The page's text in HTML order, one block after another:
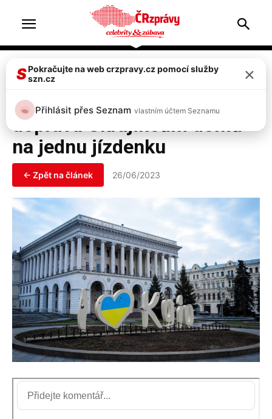
Doprava & nehody
České dráhy v létě zajistí
dopravu Ukrajincům domů
na jednu jízdenku
← Zpět na článek 26/06/2023
SPokračujte na web crzpravy.cz pomocí služby
szn.cz
×
Přihlásit přes Seznam vlastním účtem Seznamu